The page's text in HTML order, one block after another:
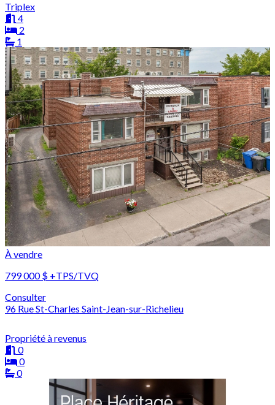
Triplex
4
2
1
À vendre
799 000 $ +TPS/TVQ
Consulter
96 Rue St-Charles Saint-Jean-sur-Richelieu
Propriété à revenus
0
0
0